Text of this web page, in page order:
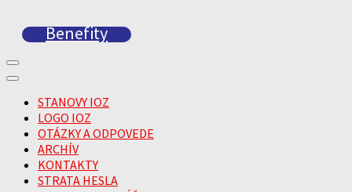
Benefity
STANOVY IOZ
LOGO IOZ
OTÁZKY A ODPOVEDE
ARCHÍV
KONTAKTY
STRATA HESLA